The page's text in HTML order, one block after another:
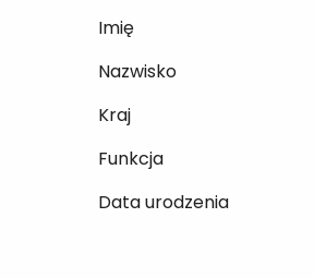
Imię
Nazwisko
Kraj
Funkcja
Data urodzenia